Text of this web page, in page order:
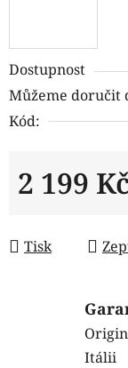
Dostupnost
Můžeme doručit
Kód:
2 199
Tisk
Itálii